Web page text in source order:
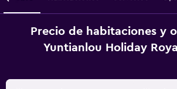
Precio de habitaciones y
Yuntianlou Holiday